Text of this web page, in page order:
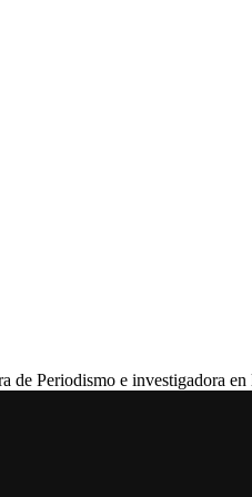
Periodismo e investigadora